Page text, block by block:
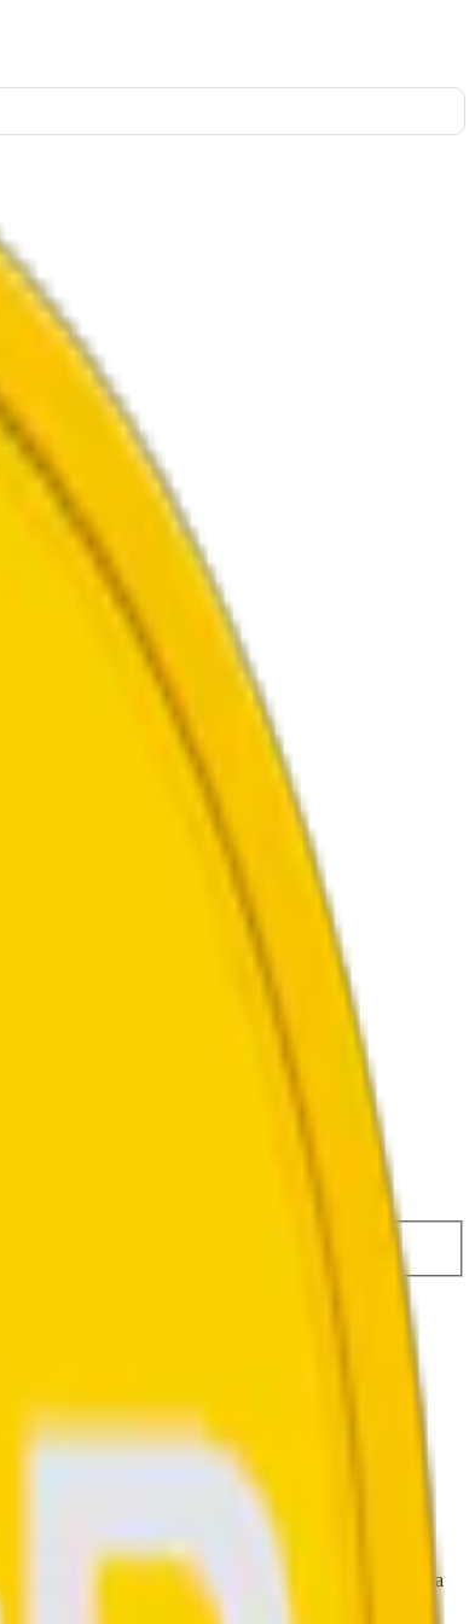
tropisk smaker.
ger en totalvikt på 10 gram.
definieras som starkt vitt snus.
och materialet som används för att tillverka